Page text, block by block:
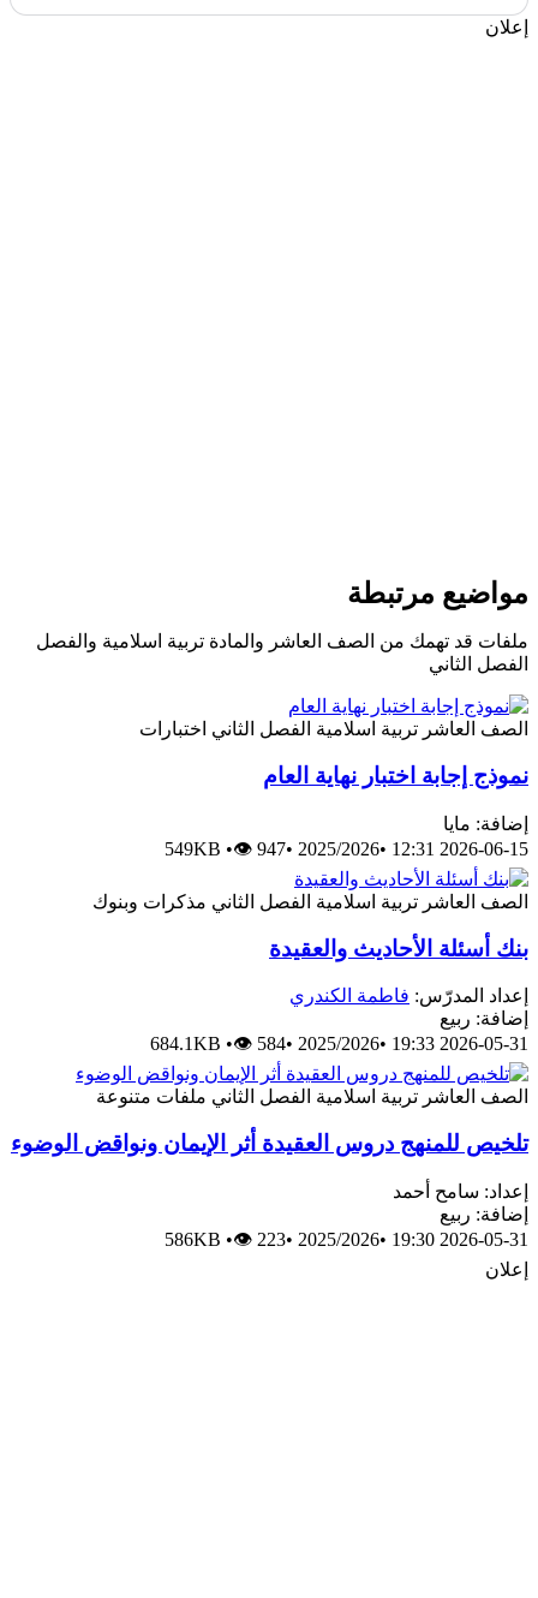
إعلان
مواضيع مرتبطة
ملفات قد تهمك من الصف العاشر والمادة تربية اسلامية والفصل
الفصل الثاني
الصف العاشر تربية اسلامية الفصل الثاني اختبارات
نموذج إجابة اختبار نهاية العام
إضافة: مايا
2026-06-15 12:31
•
2025/2026
•
549KB •👁 947
الصف العاشر تربية اسلامية الفصل الثاني مذكرات وبنوك
بنك أسئلة الأحاديث والعقيدة
إعداد المدرّس: فاطمة الكندري
إضافة: ربيع
2026-05-31 19:33
•
2025/2026
•
684.1KB •👁 584
الصف العاشر تربية اسلامية الفصل الثاني ملفات متنوعة
تلخيص للمنهج دروس العقيدة أثر الإيمان ونواقض الوضوء
إعداد: سامح أحمد
إضافة: ربيع
2026-05-31 19:30
•
2025/2026
•
586KB •👁 223
إعلان